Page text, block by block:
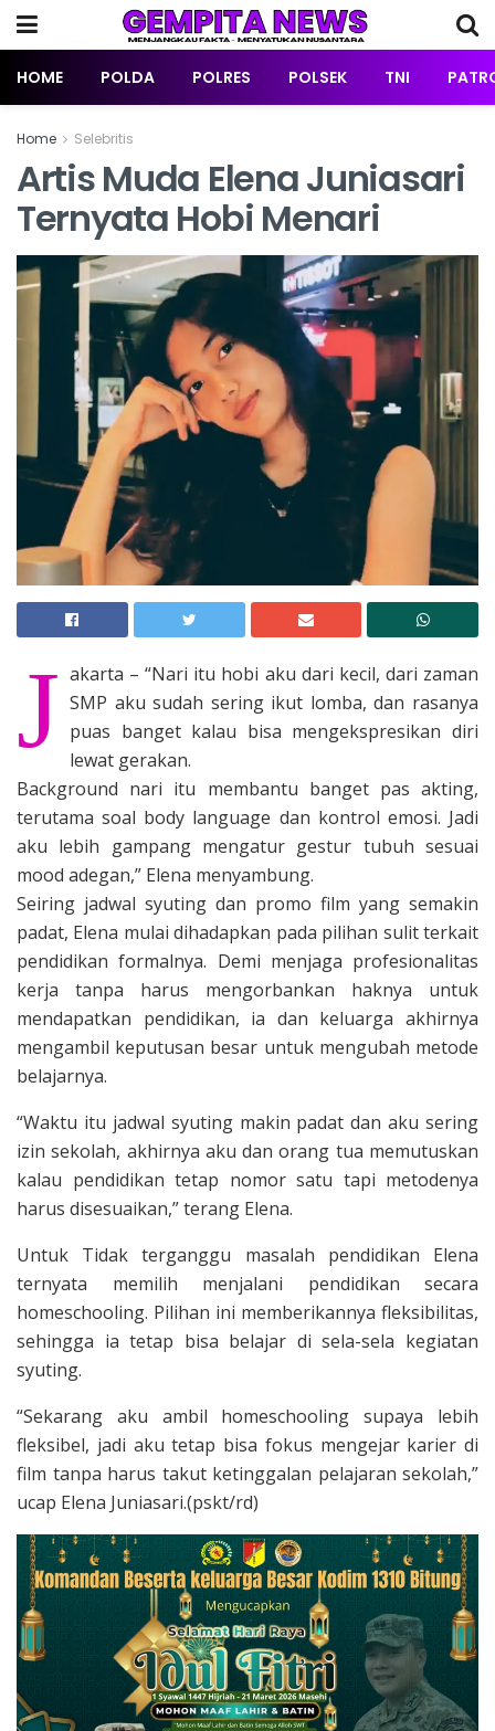
HOME POLDA POLRES POLSEK TNI
Home Selebritis
Artis Muda Elena Juniasari
Ternyata Hobi Menari
J akarta – “Nari itu hobi aku dari kecil, dari zaman
SMP aku sudah sering ikut lomba, dan rasanya
puas banget kalau bisa mengekspresikan diri
lewat gerakan.
Background nari itu membantu banget pas akting,
terutama soal body language dan kontrol emosi. Jadi
aku lebih gampang mengatur gestur tubuh sesuai
mood adegan,” Elena menyambung.
Seiring jadwal syuting dan promo film yang semakin
padat, Elena mulai dihadapkan pada pilihan sulit terkait
pendidikan formalnya. Demi menjaga profesionalitas
kerja tanpa harus mengorbankan haknya untuk
mendapatkan pendidikan, ia dan keluarga akhirnya
mengambil keputusan besar untuk mengubah metode
belajarnya.
“Waktu itu jadwal syuting makin padat dan aku sering
izin sekolah, akhirnya aku dan orang tua memutuskan
kalau pendidikan tetap nomor satu tapi metodenya
harus disesuaikan,” terang Elena.
Untuk Tidak terganggu masalah pendidikan Elena
ternyata memilih menjalani pendidikan secara
homeschooling. Pilihan ini memberikannya fleksibilitas,
sehingga ia tetap bisa belajar di sela-sela kegiatan
syuting.
“Sekarang aku ambil homeschooling supaya lebih
fleksibel, jadi aku tetap bisa fokus mengejar karier di
film tanpa harus takut ketinggalan pelajaran sekolah,”
ucap Elena Juniasari.(pskt/rd)